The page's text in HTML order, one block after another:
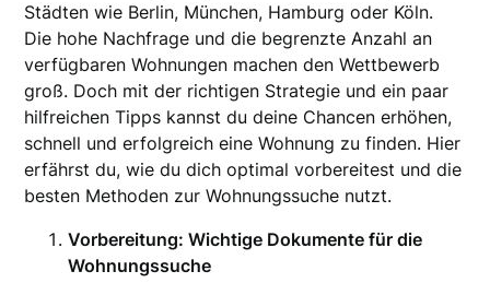
Städten wie Berlin, München, Hamburg oder Köln.
Die hohe Nachfrage und die begrenzte Anzahl an
verfügbaren Wohnungen machen den Wettbewerb
groß. Doch mit der richtigen Strategie und ein paar
hilfreichen Tipps kannst du deine Chancen erhöhen,
schnell und erfolgreich eine Wohnung zu finden. Hier
erfährst du, wie du dich optimal vorbereitest und die
besten Methoden zur Wohnungssuche nutzt.
Vorbereitung: Wichtige Dokumente für die
Wohnungssuche